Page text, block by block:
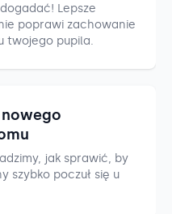
Lepsze
poprawi zachowanie
twojego pupila.
jak sprawić, by
szybko poczuł się u